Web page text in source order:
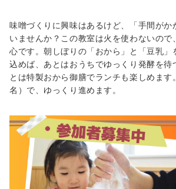
味噌づくりに興味はあるけど、「手間がか
いませんか？この教室は火を使わないので
心です。朝しぼりの「おから」と「豆乳」
込めば、あとはおうちでゆっくり発酵を待
とは特製おから御膳でランチも楽しめます
名）で、ゆっくり進めます。